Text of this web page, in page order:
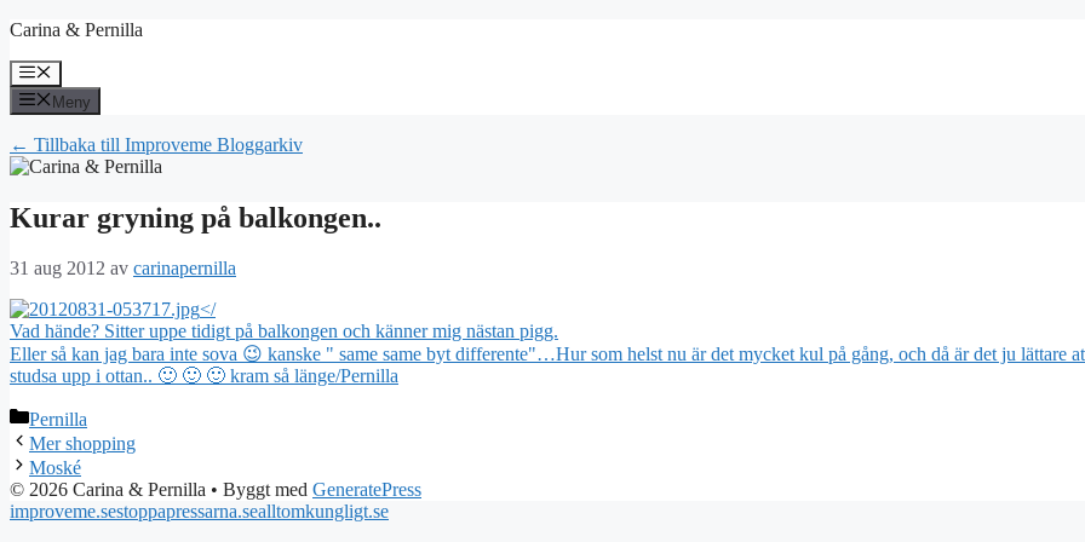
Hoppa
innehåll
Carina & Pernilla
Meny
Meny
← Tillbaka till Improveme Bloggarkiv
Kurar gryning på balkongen..
31 aug 2012 av carinapernilla
</
Vad hände? Sitter uppe tidigt på balkongen och känner mig nästan pigg.
Eller så kan jag bara inte sova 😉 kanske " same same byt differente"…Hur som helst nu är det mycket kul på gång, och då är det ju lättare
studsa upp i ottan.. 🙂 🙂 🙂 kram så länge/Pernilla
Kategorier
Pernilla
Mer shopping
Moské
© 2026 Carina & Pernilla • Byggt med GeneratePress
improveme.sestoppapressarna.sealltomkungligt.se